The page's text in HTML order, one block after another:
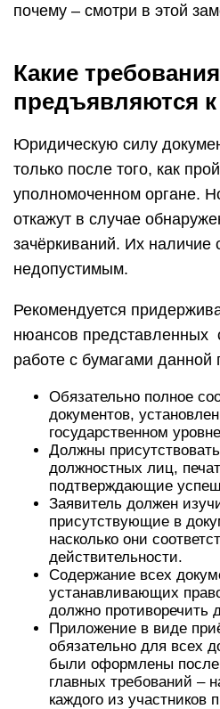
почему – смотри в этой
Какие требования
предъявляются
Юридическую силу
только после того, как
уполномоченном органе.
откажут в случае
зачёркиваний. Их наличие
недопустимым.
Рекомендуется
нюансов представленных
работе с бумагами данной
Обязательно полное
документов,
государственном
Должны
должностных лиц,
подтверждающие
Заявитель должен
присутствующие в
насколько они
действительности.
Содержание всех
устанавливающих
должно противоречить
Приложение в виде
обязательно для всех
были оформлены
главных требований –
каждого из участников